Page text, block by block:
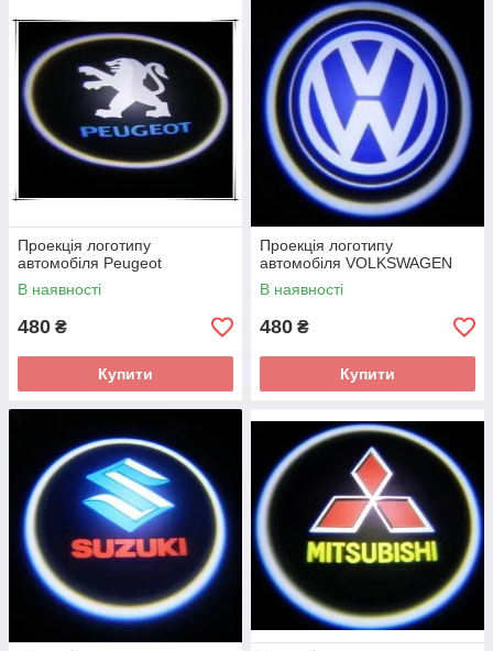
Проекція логотипу
автомобіля Peugeot
В наявності
480 ₴
Купити
Проекція логотипу
автомобіля VOLKSWAGEN
В наявності
480 ₴
Купити